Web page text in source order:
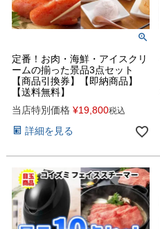
定番！お肉・海鮮・アイスクリ
ームの揃った景品3点セット
【商品引換券】【即納商品】
【送料無料】
当店特別価格 ¥19,800税込
詳細を見る